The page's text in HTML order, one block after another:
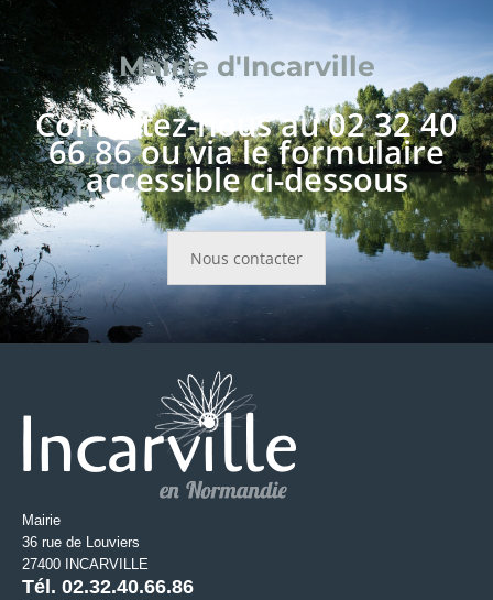
Mairie d'Incarville
Contactez-nous au 02 32 40
66 86 ou via le formulaire
accessible ci-dessous
Nous contacter
Mairie
36 rue de Louviers
27400 INCARVILLE
Tél. 02.32.40.66.86